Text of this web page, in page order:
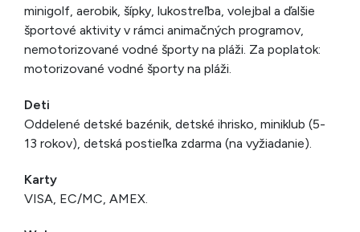
minigolf, aerobik, šípky, lukostreľba, volejbal a ďalšie
športové aktivity v rámci animačných programov,
nemotorizované vodné športy na pláži. Za poplatok:
motorizované vodné športy na pláži.
Deti
Oddelené detské bazénik, detské ihrisko, miniklub (5-
13 rokov), detská postieľka zdarma (na vyžiadanie).
Karty
VISA, EC/MC, AMEX.